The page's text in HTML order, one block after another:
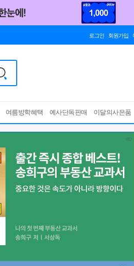
로그인 회원가입
여름방학혜택 예사단독판매 이달의사은품